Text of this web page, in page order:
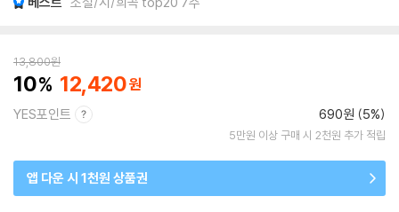
13,800원
10 12,420
YES포인트 690원 (5%)
5만원 이상 구매 시 2천원 추가 적립
앱 다운 시 1천원 상품권